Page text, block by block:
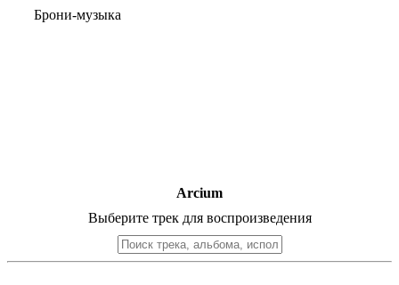
Брони-музыка
Arcium
Выберите трек для воспроизведения